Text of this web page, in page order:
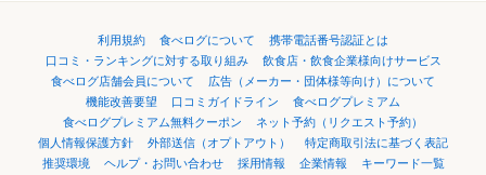
利用規約 食べログについて
携帯電話番号認証とは
口コミ・ランキングに対する取り組み
飲食店・飲食企業様向けサービス
食べログ店舗会員について
広告（メーカー・団体様等向け）について
機能改善要望
口コミガイドライン
食べログプレミアム
食べログプレミアム無料クーポン
ネット予約（リクエスト予約）
個人情報保護方針
外部送信（オプトアウト）
特定商取引法に基づく表記
推奨環境
ヘルプ・お問い合わせ 採用情報 企業情報
キーワード一覧